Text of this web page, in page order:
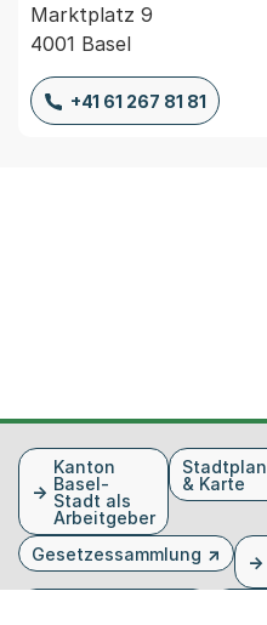
Marktplatz 9
4001 Basel
+41 61 267 81 81
FusszeileKanton
Basel-
Stadt als
Arbeitgeber
Stadtplan
& Karte
Gesetzessammlung